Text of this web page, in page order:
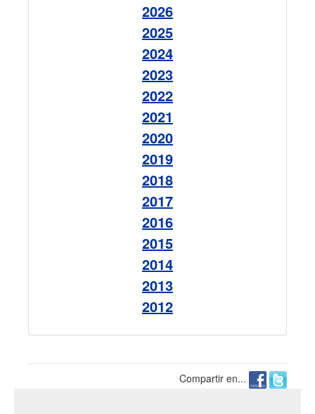
2026
2025
2024
2023
2022
2021
2020
2019
2018
2017
2016
2015
2014
2013
2012
Compartir en...